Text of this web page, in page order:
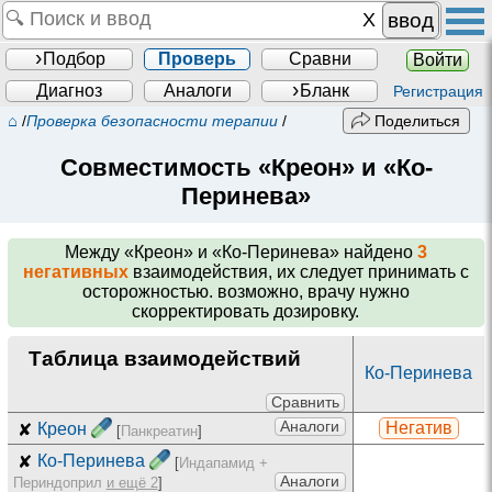
ввод
Подбор Проверь Сравни
Войти
Диагноз
Аналоги Бланк Регистрация
⌂ /Проверка безопасности терапии / Поделиться
Совместимость «Креон» и «Ко-
Перинева»
Между «Креон» и «Ко-Перинева»найдено 3
негативныхвзаимодействия, их следует принимать с
осторожностью. возможно, врачу нужно
скорректировать дозировку.
Таблица взаимодействий
Сравнить
Ко-Перинева
✘ Креон [Панкреатин] Аналоги
Негатив
✘ Ко-Перинева [Индапамид +
Периндоприл и ещё 2] Аналоги